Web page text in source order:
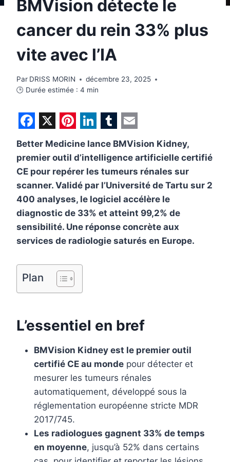
BMVision détecte le
cancer du rein 33% plus
vite avec l’IA
Par DRISS MORIN
décembre 23, 2025
🕒 Durée estimée : 4 min
F
a
c
e
b
o
o
X P
i
n
t
e
r
e
t
L
i
n
k
e
d
I
T
u
m
b
l
r
E
m
a
i
l
Better Medicine lance BMVision Kidney,
premier outil d’intelligence artificielle certifié
CE pour repérer les tumeurs rénales sur
scanner. Validé par l’Université de Tartu sur 2
400 analyses, le logiciel accélère le
diagnostic de 33% et atteint 99,2% de
sensibilité. Une réponse concrète aux
services de radiologie saturés en Europe.
Plan
L’essentiel en bref
BMVision Kidney est le premier outil
certifié CE au monde pour détecter et
mesurer les tumeurs rénales
automatiquement, développé sous la
réglementation européenne stricte MDR
2017/745.
Les radiologues gagnent 33% de temps
en moyenne, jusqu’à 52% dans certains